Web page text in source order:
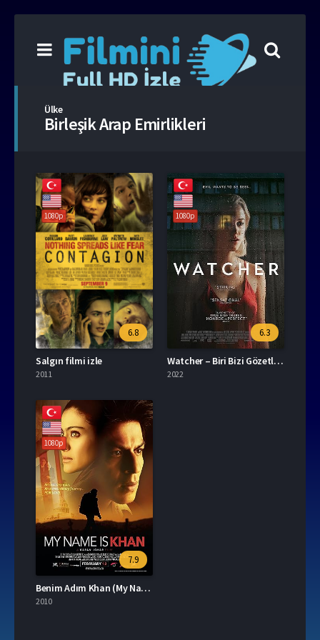
Ülke
Birleşik Arap Emirlikleri
1080p
6.8
Salgın filmi izle
2011
1080p
6.3
Watcher – Biri Bizi Gözetliyor (2022) izle
2022
1080p
7.9
Benim Adım Khan (My Name Is Khan) izle
2010